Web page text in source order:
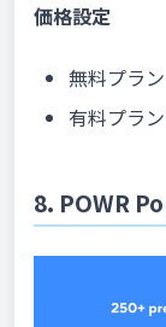
価格設定
無料プラ
有料プラ
8. POWR